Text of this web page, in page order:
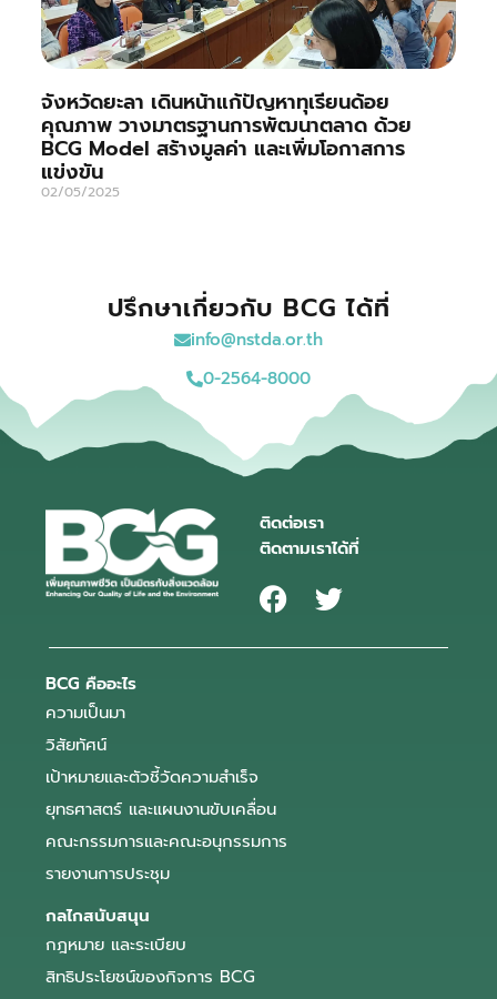
จังหวัดยะลา เดินหน้าแก้ปัญหาทุเรียนด้อย
คุณภาพ วางมาตรฐานการพัฒนาตลาด ด้วย
BCG Model สร้างมูลค่า และเพิ่มโอกาสการ
แข่งขัน
02/05/2025
ปรึกษาเกี่ยวกับ BCG ได้ที่
info@nstda.or.th
0-2564-8000
ติดต่อเรา
ติดตามเราได้ที่
BCG คืออะไร
ความเป็นมา
วิสัยทัศน์
เป้าหมายและตัวชี้วัดความสำเร็จ
ยุทธศาสตร์ และแผนงานขับเคลื่อน
คณะกรรมการและคณะอนุกรรมการ
รายงานการประชุม
กลไกสนับสนุน
กฎหมาย และระเบียบ
สิทธิประโยชน์ของกิจการ BCG